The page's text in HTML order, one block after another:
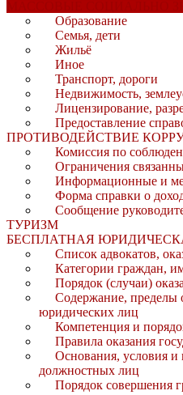
Образование
Семья, дети
Жильё
Иное
Транспорт, дороги
Недвижимость,
Лицензирование,
Предоставление
ПРОТИВОДЕЙСТВИЕ
Комиссия по
Ограничения
Информационные и
Форма справки о
Сообщение
ТУРИЗМ
БЕСПЛАТНАЯ
Список адвокатов,
Категории граждан,
Порядок (случаи)
Содержание, пределы
юридических лиц
Компетенция и
Правила оказания
Основания, условия и
должностных лиц
Порядок совершения